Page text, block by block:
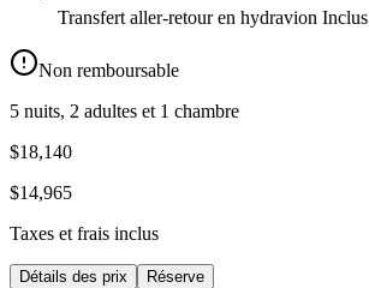
Transfert aller-retour en hydravion Inclus
Non remboursable
5 nuits, 2 adultes et 1 chambre
$18,140
$14,965
Taxes et frais inclus
Détails des prix Réserve